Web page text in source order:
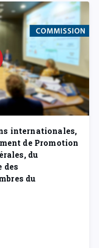
internationales,
de Promotion
du
des
du